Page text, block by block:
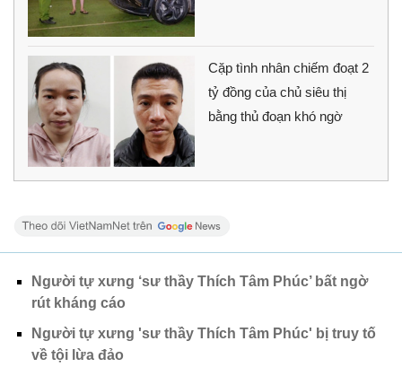
Cặp tình nhân chiếm đoạt 2
tỷ đồng của chủ siêu thị
bằng thủ đoạn khó ngờ
Người tự xưng ‘sư thầy Thích Tâm Phúc’ bất ngờ
rút kháng cáo
Người tự xưng 'sư thầy Thích Tâm Phúc' bị truy tố
về tội lừa đảo